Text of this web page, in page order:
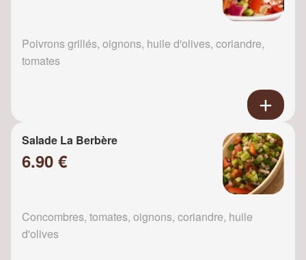
Poivrons grillés, oignons, huile d'olives, coriandre,
tomates
Salade La Berbère
6.90 €
Concombres, tomates, oignons, coriandre, huile
d'olives